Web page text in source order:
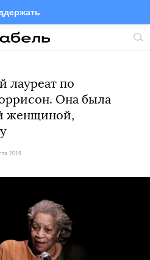
TelegramTwitter
лауреат по
Она была
женщиной,
2019